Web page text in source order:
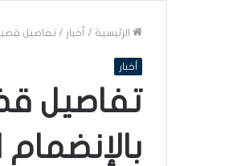
الرئيسية / أخبار / تفاصيل
أخبار
تفاصيل